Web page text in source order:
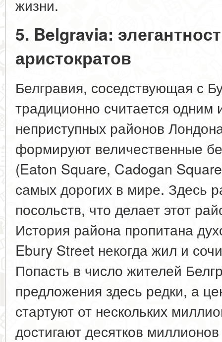
жизни.
5. Belgravia:
аристократов
Белгравия, соседствующая с
традиционно считается
неприступных районов
формируют величественные
(Eaton Square, Cadogan
самых дорогих в мире. Здесь
посольств, что делает этот
История района пропитана
Ebury Street некогда жил и
Попасть в число жителей
предложения здесь редки, а
стартуют от нескольких
достигают десятков